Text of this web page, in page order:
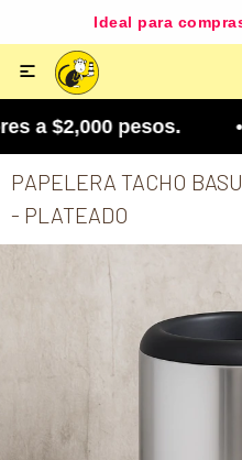
Ideal para

a $2,000 pesos. •
PAPELERA TACHO
- PLATEADO